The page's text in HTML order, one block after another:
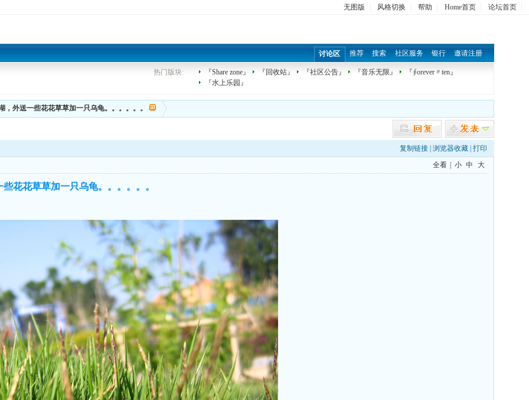
无图版 风格切换 帮助 Home首页 论坛首页
讨论区 推荐 搜索 社区服务 银行 邀请注册
热门版块: 『Share zone』 『回收站』 『社区公告』 『音乐无限』
『∮orever〃ten』
『水上乐园』
，外送一些花花草草加一只乌龟。。。。。。
复制链接| 浏览器收藏| 打印
全看
小 中 大
花花草草加一只乌龟。。。。。。